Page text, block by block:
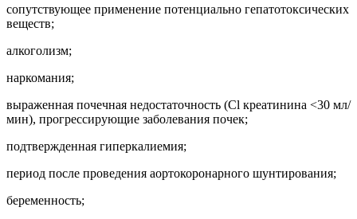
сопутствующее применение потенциально гепатотоксических
веществ;
алкоголизм;
наркомания;
выраженная почечная недостаточность (Cl креатинина <30 мл/
мин), прогрессирующие заболевания почек;
подтвержденная гиперкалиемия;
период после проведения аортокоронарного шунтирования;
беременность;